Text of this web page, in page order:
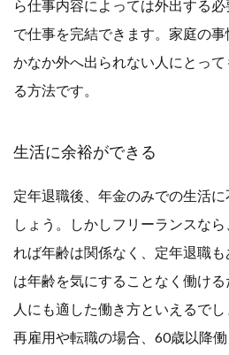
ら仕事内容によっては外出する
で仕事を完結できます。家庭の
かなか外へ出られない人にとっ
る方法です。
生活に余裕ができる
定年退職後、年金のみでの生活
しょう。しかしフリーランスな
れば年齢は関係なく、定年退職
は年齢を気にすることなく働け
人にも適した働き方といえるで
再雇用や転職の場合、60歳以降